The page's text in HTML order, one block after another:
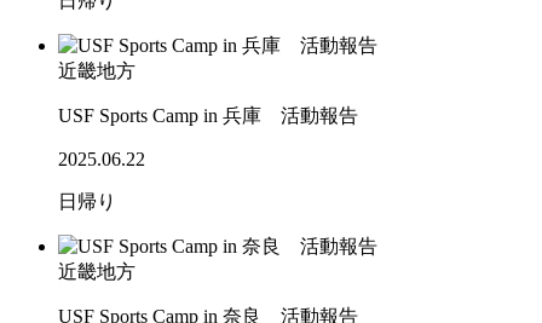
近畿地方
USF Sports Camp in 兵庫 活動報告
2025.06.22
日帰り
近畿地方
USF Sports Camp in 奈良 活動報告